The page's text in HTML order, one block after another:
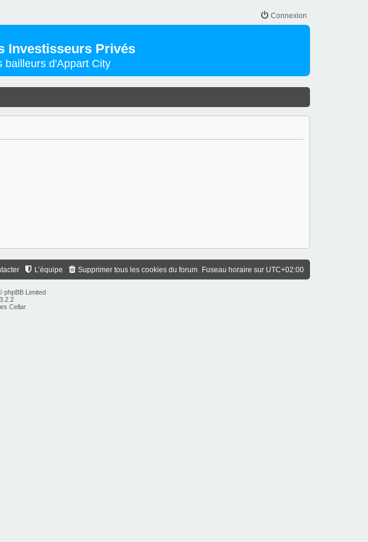
Connexion
Investisseurs Privés
bailleurs d'Appart City
Fuseau horaire sur UTC+02:00
Supprimer tous les cookies du forum
L’équipe
phpBB Limited
Cellar